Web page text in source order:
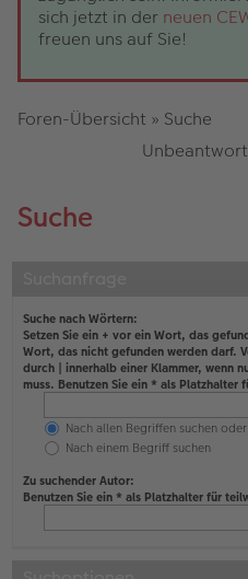
sich jetzt in der neuen
freuen uns auf Sie!
Foren-Übersicht » Suche
Suche
Suche nach Wörtern:
Setzen Sie ein + vor ein Wort, das
Wort, das nicht gefunden werden darf.
durch | innerhalb einer Klammer, wenn
muss. Benutzen Sie ein * als Platzhalter
Nach allen Begriffen suchen
Nach einem Begriff suchen
Zu suchender Autor:
Benutzen Sie ein * als Platzhalter für